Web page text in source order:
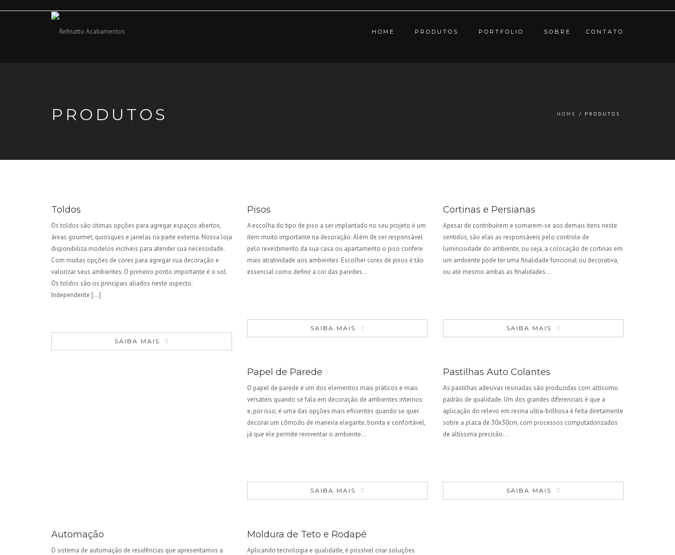
HOME PRODUTOS PORTFOLIO SOBRE CONTATO
PRODUTOS HOME PRODUTOS
Toldos
Os toldos são ótimas opções para agregar espaços abertos,
áreas gourmet, quiosques e janelas na parte externa. Nossa loja
disponibiliza modelos incríveis para atender sua necessidade.
Com muitas opções de cores para agregar sua decoração e
valorizar seus ambientes. O primeiro ponto importante é o sol.
Os toldos são os principais aliados neste aspecto.
Independente [...]
SAIBA MAIS
Pisos
A escolha do tipo de piso a ser implantado no seu projeto é um
item muito importante na decoração. Além de ser responsável
pelo revestimento da sua casa ou apartamento o piso confere
mais atratividade aos ambientes. Escolher cores de pisos é tão
essencial como definir a cor das paredes…
SAIBA MAIS
Cortinas e Persianas
Apesar de contribuírem e somarem-se aos demais itens neste
sentidos, são elas as responsáveis pelo controle de
luminosidade do ambiente, ou seja, a colocação de cortinas em
um ambiente pode ter uma finalidade funcional ou decorativa,
ou até mesmo ambas as finalidades…
SAIBA MAIS
Papel de Parede
O papel de parede é um dos elementos mais práticos e mais
versáteis quando se fala em decoração de ambientes internos
e, por isso, é uma das opções mais eficientes quando se quer
decorar um cômodo de maneira elegante, bonita e confortável,
já que ele permite reinventar o ambiente…
SAIBA MAIS
Pastilhas Auto Colantes
As pastilhas adesivas resinadas são produzidas com altíssimo
padrão de qualidade. Um dos grandes diferenciais é que a
aplicação do relevo em resina ultra-brilhosa é feita diretamente
sobre a placa de 30x30cm, com processos computadorizados
de altíssima precisão…
SAIBA MAIS
Automação
O sistema de automação de residências que apresentamos a
Moldura de Teto e Rodapé
Aplicando tecnologia e qualidade, é possível criar soluções